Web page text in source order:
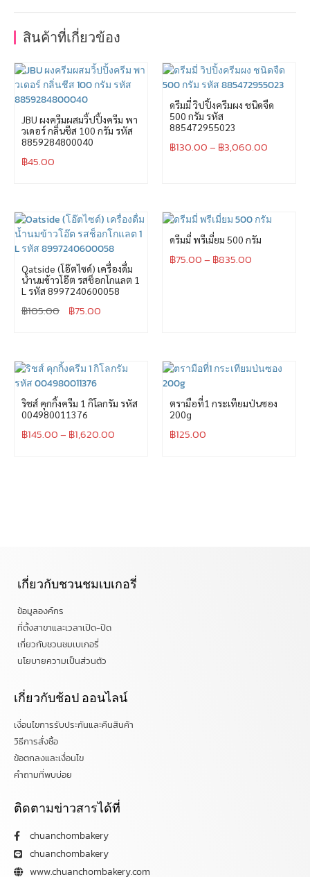
สินค้าที่เกี่ยวข้อง
JBU ผงครีมผสมวิ้ปปิ้งครีม พา
วเดอร์ กลิ่นชีส 100 กรัม รหัส
8859284800040
฿45.00
ดรีมมี่ วิปปิ้งครีมผง ชนิดจืด
500 กรัม รหัส
885472955023
฿130.00– ฿3,060.00
Oatside (โอ๊ตไซด์) เครื่องดื่ม
น้ำนมข้าวโอ๊ต รสช็อกโกแลต 1
L รหัส 8997240600058
฿105.00 ฿75.00
ดรีมมี่ พรีเมี่ยม 500 กรัม
฿75.00– ฿835.00
ริชส์ คุกกิ้งครีม 1 กิโลกรัม รหัส
004980011376
฿145.00– ฿1,620.00
ตรามือที่1 กระเทียมป่นซอง
200g
฿125.00
เกี่ยวกับชวนชมเบเกอรี่
ข้อมูลองค์กร
ที่ตั้งสาขาและเวลาเปิด-ปิด
เกี่ยวกับชวนชมเบเกอรี่
นโยบายความเป็นส่วนตัว
เกี่ยวกับช้อป ออนไลน์
เงื่อนไขการรับประกันและคืนสินค้า
วิธีการสั่งซื้อ
ข้อตกลงและเงื่อนไข
คำถามที่พบบ่อย
ติดตามข่าวสารได้ที่
chuanchombakery
chuanchombakery
www.chuanchombakery.com